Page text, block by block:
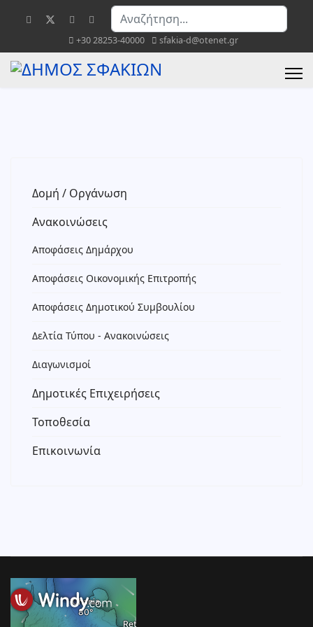
+30 28253-40000 sfakia-d@otenet.gr
Δομή / Οργάνωση
Ανακοινώσεις
Αποφάσεις Δημάρχου
Αποφάσεις Οικονομικής Επιτροπής
Αποφάσεις Δημοτικού Συμβουλίου
Δελτία Τύπου - Ανακοινώσεις
Διαγωνισμοί
Δημοτικές Επιχειρήσεις
Τοποθεσία
Επικοινωνία